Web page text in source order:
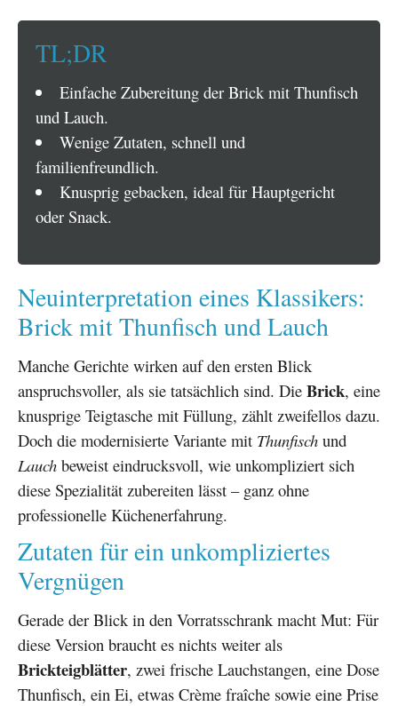
TL;DR
Einfache Zubereitung der Brick mit Thunfisch
und Lauch.
Wenige Zutaten, schnell und
familienfreundlich.
Knusprig gebacken, ideal für Hauptgericht
oder Snack.
Neuinterpretation eines Klassikers:
Brick mit Thunfisch und Lauch
Manche Gerichte wirken auf den ersten Blick
anspruchsvoller, als sie tatsächlich sind. Die Brick, eine
knusprige Teigtasche mit Füllung, zählt zweifellos dazu.
Doch die modernisierte Variante mit Thunfisch und
Lauch beweist eindrucksvoll, wie unkompliziert sich
diese Spezialität zubereiten lässt – ganz ohne
professionelle Küchenerfahrung.
Zutaten für ein unkompliziertes
Vergnügen
Gerade der Blick in den Vorratsschrank macht Mut: Für
diese Version braucht es nichts weiter als
Brickteigblätter, zwei frische Lauchstangen, eine Dose
Thunfisch, ein Ei, etwas Crème fraîche sowie eine Prise